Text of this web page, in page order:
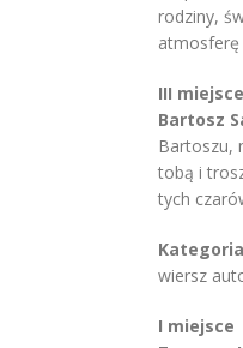
rodziny,
atmosferę
III miejsce
Bartosz
Bartoszu,
tobą i
tych
wiersz
I miejsce